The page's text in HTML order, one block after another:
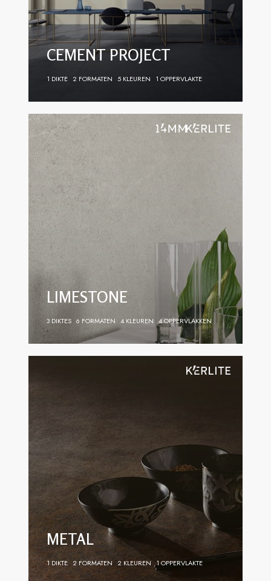
CEMENT PROJECT
1 DIKTE 2 FORMATEN 5 KLEUREN 1 OPPERVLAKTE
LIMESTONE
3 DIKTES 6 FORMATEN 4 KLEUREN 4 OPPERVLAKKEN
METAL
1 DIKTE 2 FORMATEN 2 KLEUREN 1 OPPERVLAKTE